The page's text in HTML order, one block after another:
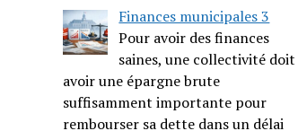
Finances municipales 3
Pour avoir des finances
saines, une collectivité doit
avoir une épargne brute
suffisamment importante pour
rembourser sa dette dans un délai